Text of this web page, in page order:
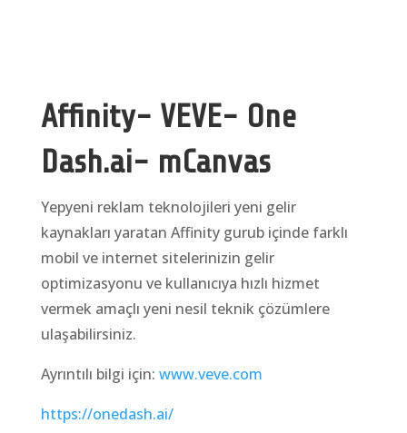
Affinity- VEVE- One
Dash.ai- mCanvas
Yepyeni reklam teknolojileri yeni gelir
kaynakları yaratan Affinity gurub içinde farklı
mobil ve internet sitelerinizin gelir
optimizasyonu ve kullanıcıya hızlı hizmet
vermek amaçlı yeni nesil teknik çözümlere
ulaşabilirsiniz.
Ayrıntılı bilgi için: www.veve.com
https://onedash.ai/